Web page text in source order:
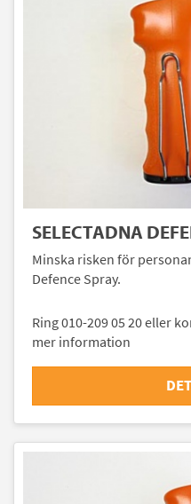
SELECTADNA
Minska risken för
Defence Spray.
Ring 010-209 05 20 eller
mer information